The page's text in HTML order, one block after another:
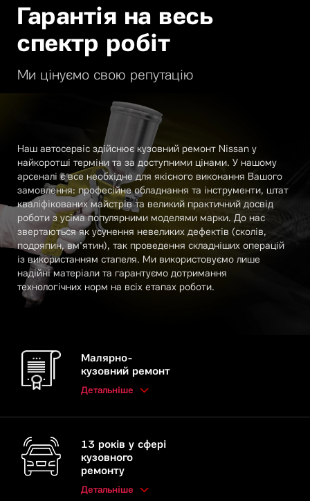
Гарантія на весь
спектр робіт
Ми цінуємо свою репутацію
Наш автосервіс здійснює кузовний ремонт Nissan у
найкоротші терміни та за доступними цінами. У нашому
арсеналі є все необхідне для якісного виконання Вашого
замовлення: професійне обладнання та інструменти, штат
кваліфікованих майстрів та великий практичний досвід
роботи з усіма популярними моделями марки. До нас
звертаються як усунення невеликих дефектів (сколів,
подряпин, вм'ятин), так проведення складніших операцій
із використанням стапеля. Ми використовуємо лише
надійні матеріали та гарантуємо дотримання
технологічних норм на всіх етапах роботи.
Малярно-
кузовний ремонт
Детальніше
13 років у сфері
кузовного
ремонту
Детальніше